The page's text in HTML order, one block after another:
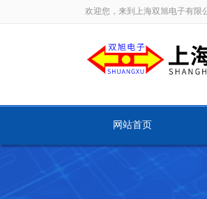
欢迎您，来到上海双旭电子有限
网站首页